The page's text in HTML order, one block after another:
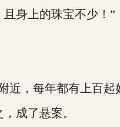
身上的珠宝不少！”
，每年都有上百起
成了悬案。